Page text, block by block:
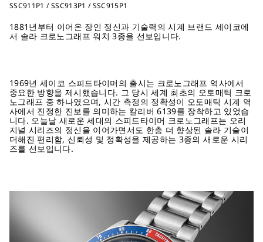
SSC911P1 / SSC913P1 / SSC915P1
1881 년부터 이어온 장인 정신과 기술력의 시계 브랜드 세이코에
서 솔라 크로노그래프 워치 3종을 선보입니다.
1969년 세이코 스피드타이머의 출시는 크로노그래프 역사에서
중요한 방향을 제시했습니다. 그 당시 세계 최초의 오토매틱 크로
노그래프 중 하나였으며, 시간 측정의 정확성이 오토매틱 시계 역
사에서 진정한 진보를 의미하는 칼리버 6139를 장착하고 있었습
니다. 오늘날 새로운 세대의 스피드타이머 크로노그래프는 오리
지널 시리즈의 정신을 이어가면서도 한층 더 향상된 솔라 기술이
더해진 편리함, 신뢰성 및 정확성을 제공하는 3종의 새로운 시리
즈를 선보입니다.